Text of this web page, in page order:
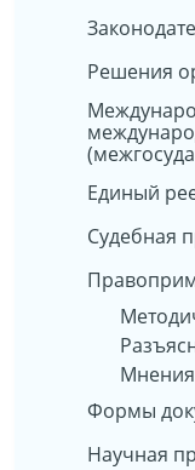
Решения
Единый
Судебная
Мнения
Формы
Научная